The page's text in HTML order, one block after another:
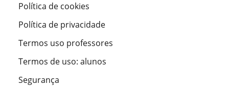
Política de cookies
Política de privacidade
Termos uso professores
Termos de uso: alunos
Segurança